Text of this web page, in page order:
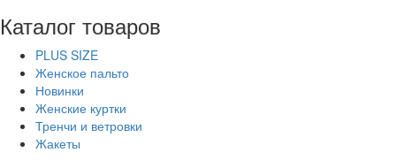
Каталог товаров
PLUS SIZE
Женское пальто
Новинки
Женские куртки
Тренчи и ветровки
Жакеты